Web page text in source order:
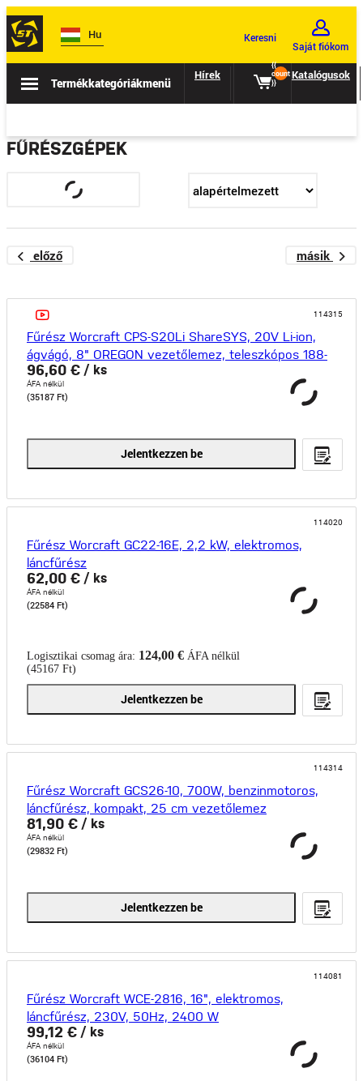
Hu Keresni
Saját fiókom
{{
count
}}
Termékkategóriákmenü
Hírek Eladás Katalógusok
FŰRÉSZGÉPEK
előző másik
114315
Fűrész Worcraft CPS-S20Li ShareSYS, 20V Li-ion,
ágvágó, 8" OREGON vezetőlemez, teleszkópos 188-
270 c
96,60 € / ks
ÁFA nélkül
(35187 Ft)
Jelentkezzen be
114020
Fűrész Worcraft GC22-16E, 2,2 kW, elektromos,
láncfűrész
62,00 € / ks
ÁFA nélkül
(22584 Ft)
Logisztikai csomag ára: 124,00 € ÁFA nélkül
(45167 Ft)
Jelentkezzen be
114314
Fűrész Worcraft GCS26-10, 700W, benzinmotoros,
láncfűrész, kompakt, 25 cm vezetőlemez
81,90 € / ks
ÁFA nélkül
(29832 Ft)
Jelentkezzen be
114081
Fűrész Worcraft WCE-2816, 16", elektromos,
láncfűrész, 230V, 50Hz, 2400 W
99,12 € / ks
ÁFA nélkül
(36104 Ft)